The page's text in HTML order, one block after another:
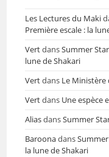
Les Lectures du Maki
Première escale : la
VertdansSummer
lune de Shakari
Vertdans Le Ministère
Vertdans Une espèce
AliasdansSummer
Baroonadans
la lune de Shakari